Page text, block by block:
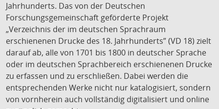
Jahrhunderts. Das von der Deutschen
Forschungsgemeinschaft geförderte Projekt
„Verzeichnis der im deutschen Sprachraum
erschienenen Drucke des 18. Jahrhunderts” (VD 18) zielt
darauf ab, alle von 1701 bis 1800 in deutscher Sprache
oder im deutschen Sprachbereich erschienenen Drucke
zu erfassen und zu erschließen. Dabei werden die
entsprechenden Werke nicht nur katalogisiert, sondern
von vornherein auch vollständig digitalisiert und online